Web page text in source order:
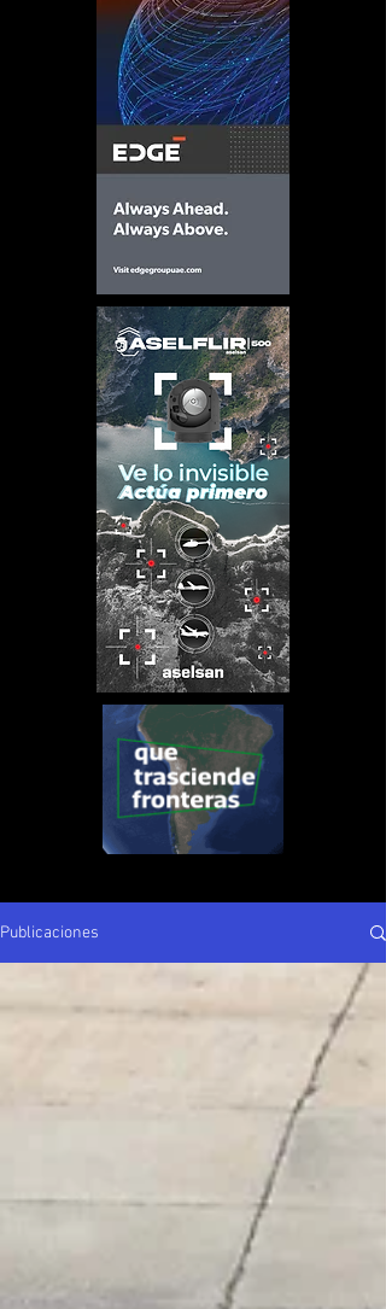
Publicaciones